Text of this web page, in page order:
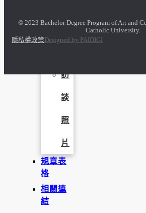
訪
談
照
片
規章表
格
相關連
結
© 2023 Bachelor Degree Program of Art and
Catholic University.
隱私權政策 Designed by PAIDIGI